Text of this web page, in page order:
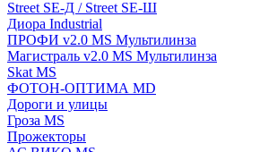
Street SE-Д / Street SE-Ш
Диора Industrial
ПРОФИ v2.0 MS Мультилинза
Магистраль v2.0 MS Мультилинза
Skat MS
ФОТОН-ОПТИМА MD
Дороги и улицы
Гроза MS
Прожекторы